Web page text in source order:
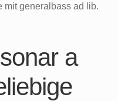
mit generalbass ad lib.
a